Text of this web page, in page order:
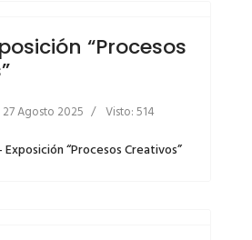
“Procesos
27 Agosto 2025 Visto: 514
“Procesos Creativos”